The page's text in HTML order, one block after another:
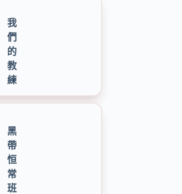
我
們
的
教
練
黑
帶
恒
常
班